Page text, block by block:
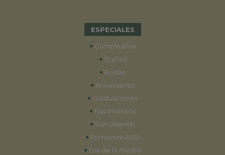
ESPECIALES
• Cumpleaños
• 15 años
• Bodas
• Aniversarios
• Graduaciones
• Nacimientos
• San Valentín
• Primavera 2022
• Día de la madre